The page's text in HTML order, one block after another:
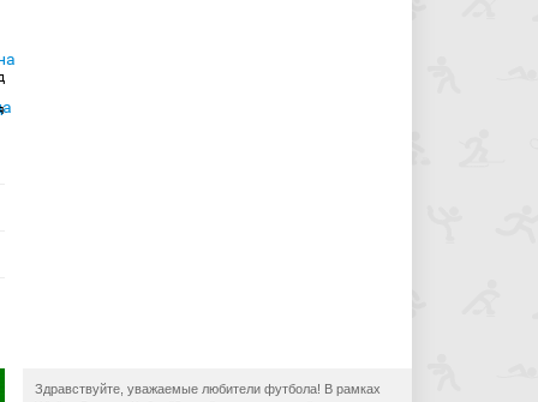
Здравствуйте, уважаемые любители футбола! В рамках